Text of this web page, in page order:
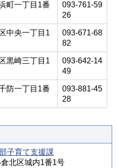
町一丁目1番
093-761-59
26
中央一丁目1
093-671-68
82
黒崎三丁目1
093-642-14
49
防一丁目1番
093-881-45
28
子育て支援課
北区城内1番1号